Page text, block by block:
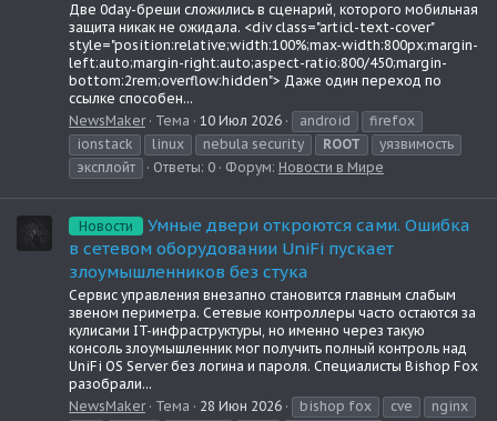
Две 0day-бреши сложились в сценарий, которого мобильная
защита никак не ожидала. <div class="articl-text-cover"
style="position:relative;width:100%;max-width:800px;margin-
left:auto;margin-right:auto;aspect-ratio:800/450;margin-
bottom:2rem;overflow:hidden"> Даже один переход по
ссылке способен...
NewsMaker
Тема 10 Июл 2026 android
firefox
ionstack
linux nebula security ROOT
уязвимость
эксплойт
Ответы: 0 Форум: Новости в Мире
Новости
Умные двери откроются сами. Ошибка
в сетевом оборудовании UniFi пускает
злоумышленников без стука
Сервис управления внезапно становится главным слабым
звеном периметра. Сетевые контроллеры часто остаются за
кулисами IT-инфраструктуры, но именно через такую
консоль злоумышленник мог получить полный контроль над
UniFi OS Server без логина и пароля. Специалисты Bishop Fox
разобрали...
NewsMaker
Тема 28 Июн 2026 bishop fox cve
nginx